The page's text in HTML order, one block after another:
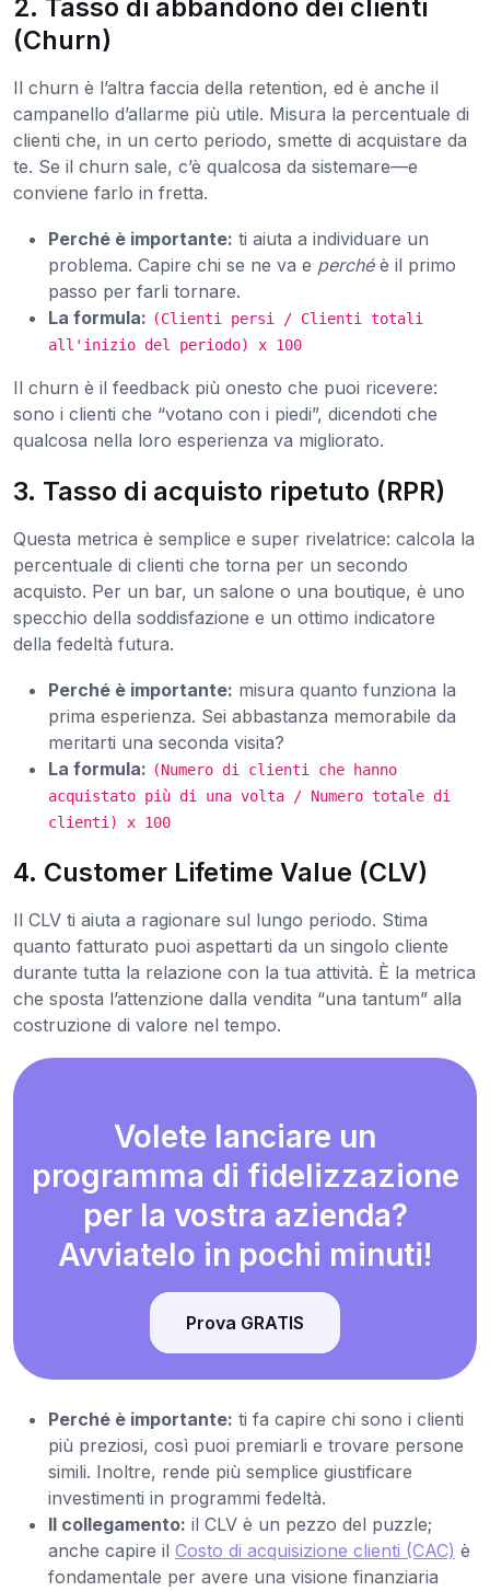
2. Tasso di abbandono dei clienti
(Churn)
Il churn è l’altra faccia della retention, ed è anche il
campanello d’allarme più utile. Misura la percentuale di
clienti che, in un certo periodo, smette di acquistare da
te. Se il churn sale, c’è qualcosa da sistemare—e
conviene farlo in fretta.
Perché è importante: ti aiuta a individuare un
problema. Capire chi se ne va e perchéè il primo
passo per farli tornare.
La formula: (Clienti persi / Clienti totali
all'inizio del periodo) x 100
Il churn è il feedback più onesto che puoi ricevere:
sono i clienti che “votano con i piedi”, dicendoti che
qualcosa nella loro esperienza va migliorato.
3. Tasso di acquisto ripetuto (RPR)
Questa metrica è semplice e super rivelatrice: calcola la
percentuale di clienti che torna per un secondo
acquisto. Per un bar, un salone o una boutique, è uno
specchio della soddisfazione e un ottimo indicatore
della fedeltà futura.
Perché è importante: misura quanto funziona la
prima esperienza. Sei abbastanza memorabile da
meritarti una seconda visita?
La formula: (Numero di clienti che hanno
acquistato più di una volta / Numero totale di
clienti) x 100
4. Customer Lifetime Value (CLV)
Il CLV ti aiuta a ragionare sul lungo periodo. Stima
quanto fatturato puoi aspettarti da un singolo cliente
durante tutta la relazione con la tua attività. È la metrica
che sposta l’attenzione dalla vendita “una tantum” alla
costruzione di valore nel tempo.
Volete lanciare un
programma di fidelizzazione
per la vostra azienda?
Avviatelo in pochi minuti!
Prova GRATIS
Perché è importante: ti fa capire chi sono i clienti
più preziosi, così puoi premiarli e trovare persone
simili. Inoltre, rende più semplice giustificare
investimenti in programmi fedeltà.
Il collegamento: il CLV è un pezzo del puzzle;
anche capire il Costo di acquisizione clienti (CAC) è
fondamentale per avere una visione finanziaria